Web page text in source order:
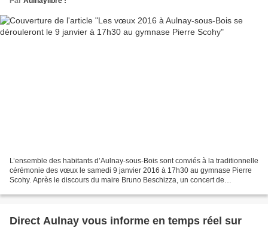
L’ensemble des habitants d’Aulnay-sous-Bois sont conviés à la traditionnelle
cérémonie des vœux le samedi 9 janvier 2016 à 17h30 au gymnase Pierre
Scohy. Après le discours du maire Bruno Beschizza, un concert de
Direct Aulnay vous informe en temps réel sur